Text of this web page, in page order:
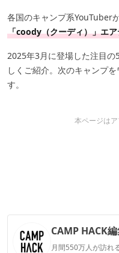
各国のキャンプ系YouTuber
「coody（クーディ）」エ
2025年3月に登場した注目
しくご紹介。次のキャンプ
す。
本ページは
CAMP HACK
月間550万人が訪れ